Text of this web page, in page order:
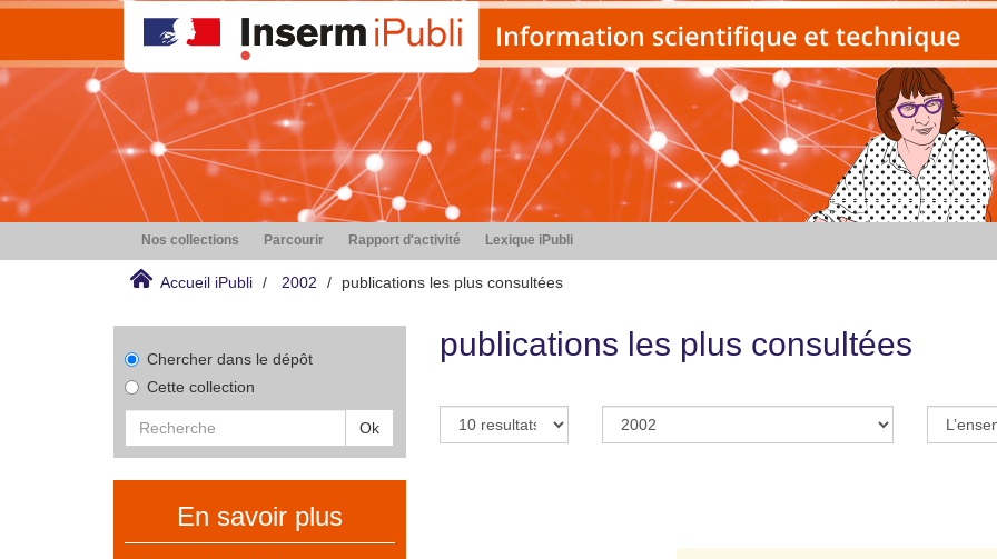
Nos collections Parcourir Rapport d'activité Lexique iPubli
Accueil iPubli 2002 publications les plus consultées
Chercher dans le dépôt
Cette collection
Ok
En savoir plus
publications les plus consultées